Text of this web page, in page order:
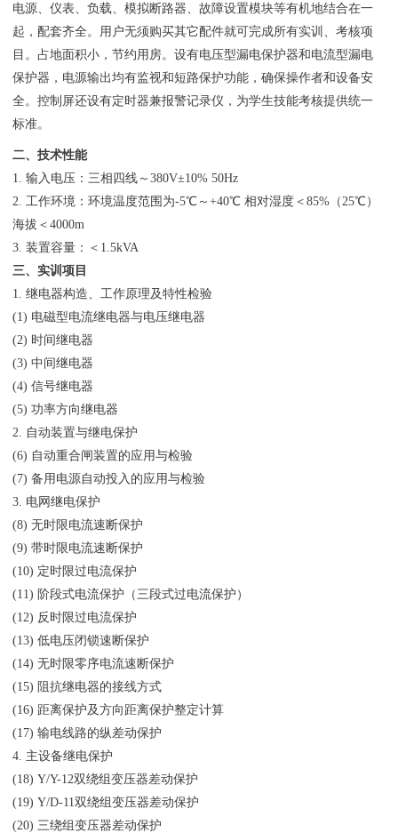
电源、仪表、负载、模拟断路器、故障设置模块等有机地结合在一
起，配套齐全。用户无须购买其它配件就可完成所有实训、考核项
目。占地面积小，节约用房。设有电压型漏电保护器和电流型漏电
保护器，电源输出均有监视和短路保护功能，确保操作者和设备安
全。控制屏还设有定时器兼报警记录仪，为学生技能考核提供统一
标准。
二、技术性能
1. 输入电压：三相四线～380V±10% 50Hz
2. 工作环境：环境温度范围为-5℃～+40℃ 相对湿度＜85%（25℃）
海拔＜4000m
3. 装置容量：＜1.5kVA
三、实训项目
1. 继电器构造、工作原理及特性检验
(1) 电磁型电流继电器与电压继电器
(2) 时间继电器
(3) 中间继电器
(4) 信号继电器
(5) 功率方向继电器
2. 自动装置与继电保护
(6) 自动重合闸装置的应用与检验
(7) 备用电源自动投入的应用与检验
3. 电网继电保护
(8) 无时限电流速断保护
(9) 带时限电流速断保护
(10) 定时限过电流保护
(11) 阶段式电流保护（三段式过电流保护）
(12) 反时限过电流保护
(13) 低电压闭锁速断保护
(14) 无时限零序电流速断保护
(15) 阻抗继电器的接线方式
(16) 距离保护及方向距离保护整定计算
(17) 输电线路的纵差动保护
4. 主设备继电保护
(18) Y/Y-12双绕组变压器差动保护
(19) Y/D-11双绕组变压器差动保护
(20) 三绕组变压器差动保护